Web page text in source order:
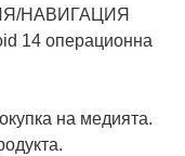
НАВИГАЦИЯ
14 операционна
на медията.